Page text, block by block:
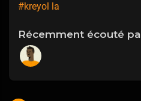
#kreyol la
Récemment écouté